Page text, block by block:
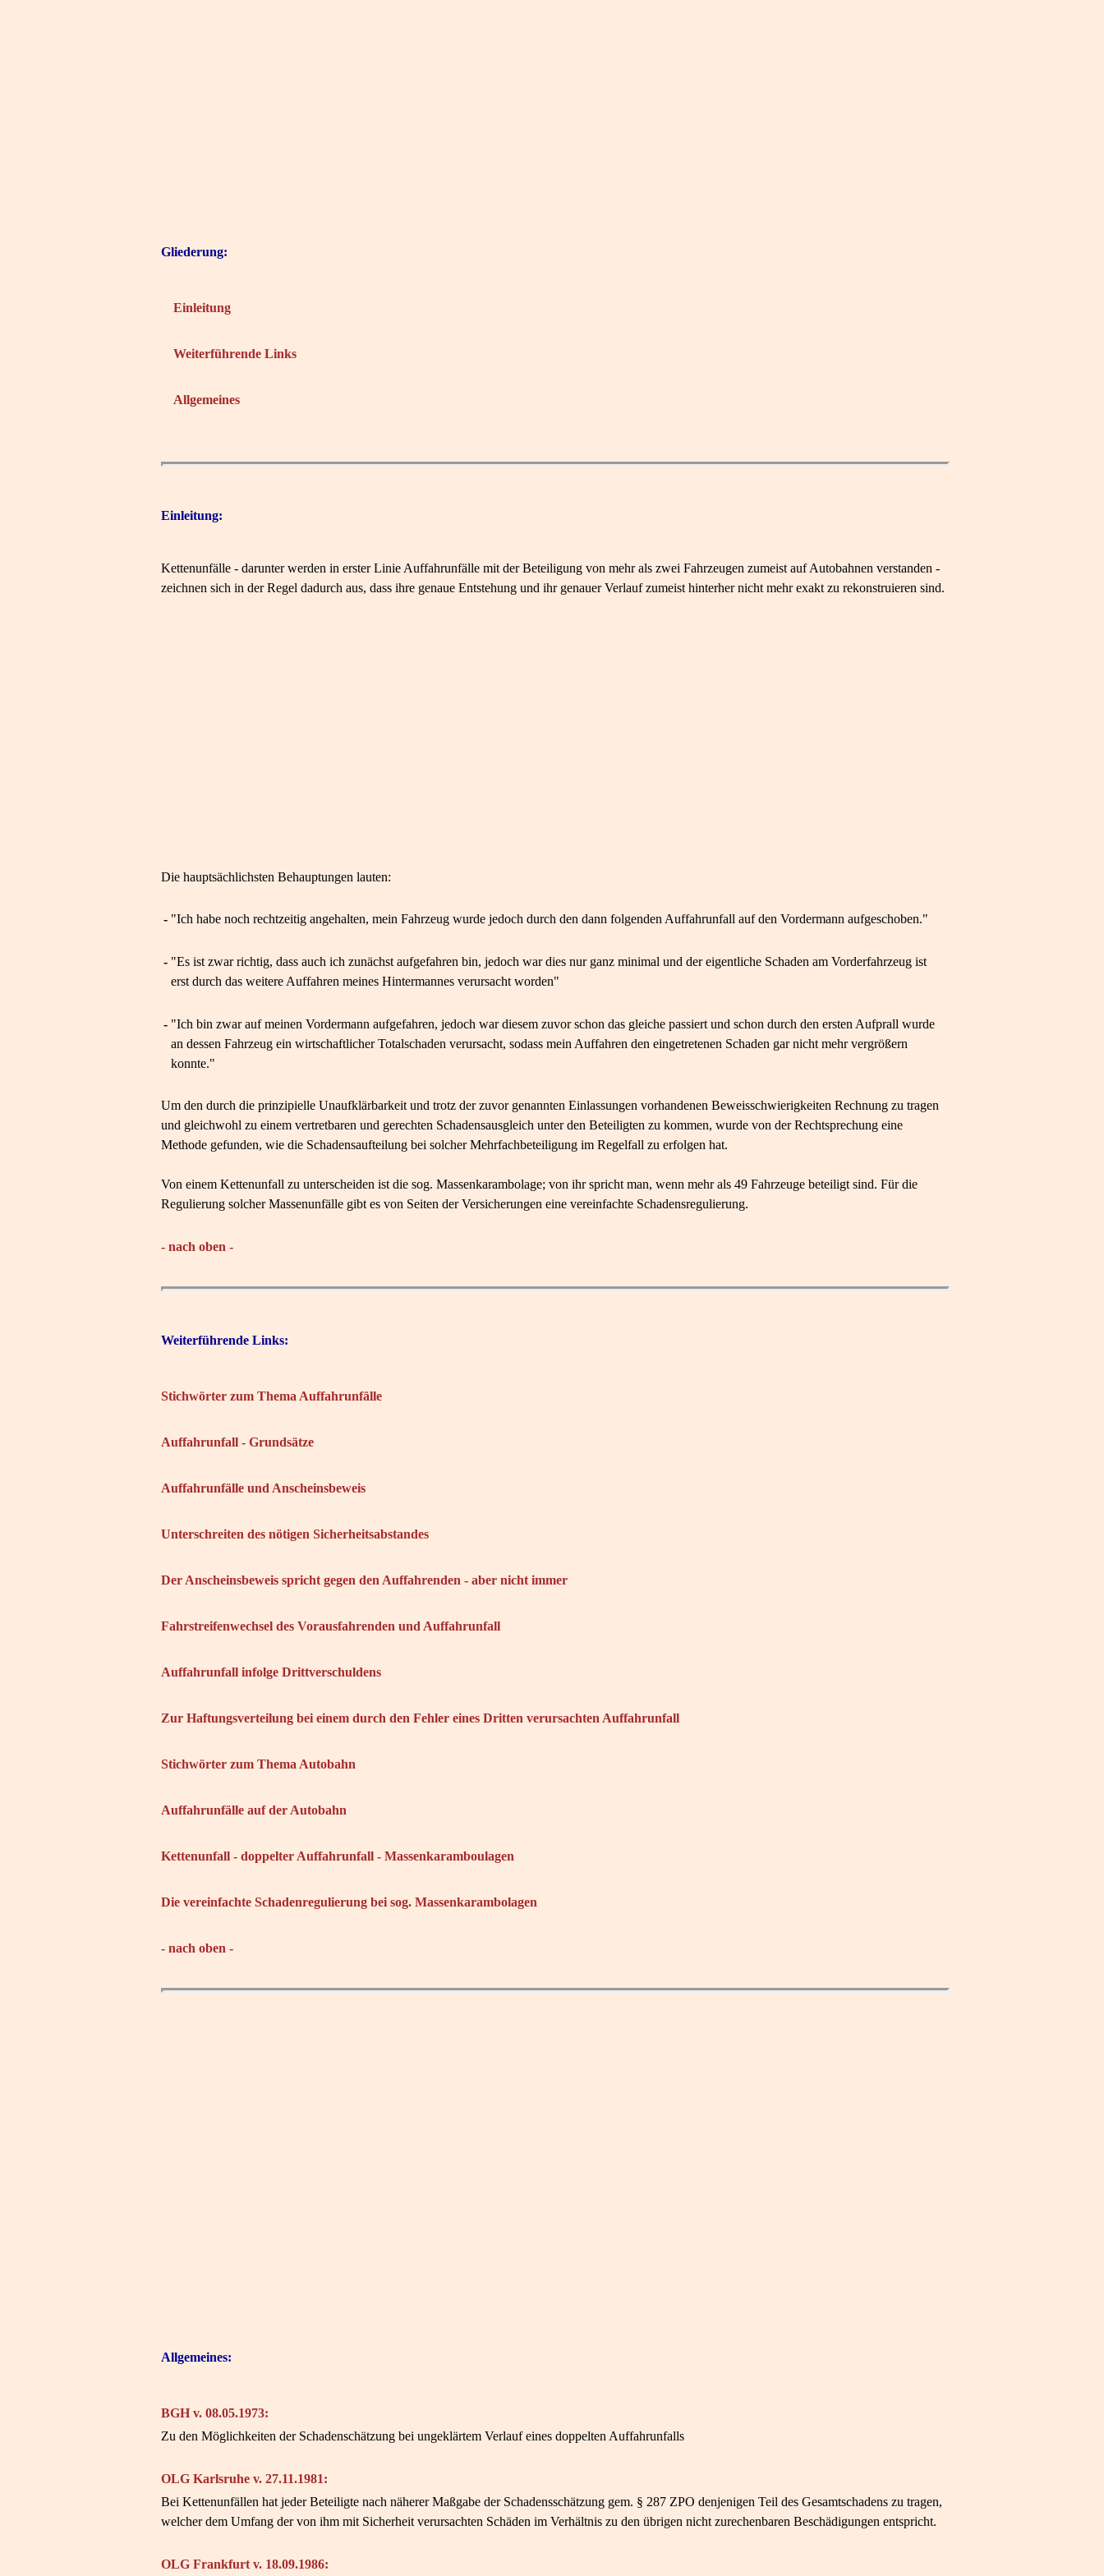
Gliederung:
Einleitung
Weiterführende Links
Allgemeines
Einleitung:
Kettenunfälle - darunter werden in erster Linie Auffahrunfälle mit der Beteiligung von mehr als zwei Fahrzeugen zumeist auf Autobahnen verstanden -
zeichnen sich in der Regel dadurch aus, dass ihre genaue Entstehung und ihr genauer Verlauf zumeist hinterher nicht mehr exakt zu rekonstruieren sind.
Die hauptsächlichsten Behauptungen lauten:
- "Ich habe noch rechtzeitig angehalten, mein Fahrzeug wurde jedoch durch den dann folgenden Auffahrunfall auf den Vordermann aufgeschoben."
- "Es ist zwar richtig, dass auch ich zunächst aufgefahren bin, jedoch war dies nur ganz minimal und der eigentliche Schaden am Vorderfahrzeug ist
erst durch das weitere Auffahren meines Hintermannes verursacht worden"
- "Ich bin zwar auf meinen Vordermann aufgefahren, jedoch war diesem zuvor schon das gleiche passiert und schon durch den ersten Aufprall wurde
an dessen Fahrzeug ein wirtschaftlicher Totalschaden verursacht, sodass mein Auffahren den eingetretenen Schaden gar nicht mehr vergrößern
konnte."
Um den durch die prinzipielle Unaufklärbarkeit und trotz der zuvor genannten Einlassungen vorhandenen Beweisschwierigkeiten Rechnung zu tragen
und gleichwohl zu einem vertretbaren und gerechten Schadensausgleich unter den Beteiligten zu kommen, wurde von der Rechtsprechung eine
Methode gefunden, wie die Schadensaufteilung bei solcher Mehrfachbeteiligung im Regelfall zu erfolgen hat.
Von einem Kettenunfall zu unterscheiden ist die sog. Massenkarambolage; von ihr spricht man, wenn mehr als 49 Fahrzeuge beteiligt sind. Für die
Regulierung solcher Massenunfälle gibt es von Seiten der Versicherungen eine vereinfachte Schadensregulierung.
- nach oben -
Weiterführende Links:
Stichwörter zum Thema Auffahrunfälle
Auffahrunfall - Grundsätze
Auffahrunfälle und Anscheinsbeweis
Unterschreiten des nötigen Sicherheitsabstandes
Der Anscheinsbeweis spricht gegen den Auffahrenden - aber nicht immer
Fahrstreifenwechsel des Vorausfahrenden und Auffahrunfall
Auffahrunfall infolge Drittverschuldens
Zur Haftungsverteilung bei einem durch den Fehler eines Dritten verursachten Auffahrunfall
Stichwörter zum Thema Autobahn
Auffahrunfälle auf der Autobahn
Kettenunfall - doppelter Auffahrunfall - Massenkaramboulagen
Die vereinfachte Schadenregulierung bei sog. Massenkarambolagen
- nach oben -
Allgemeines:
BGH v. 08.05.1973:
Zu den Möglichkeiten der Schadenschätzung bei ungeklärtem Verlauf eines doppelten Auffahrunfalls
OLG Karlsruhe v. 27.11.1981:
Bei Kettenunfällen hat jeder Beteiligte nach näherer Maßgabe der Schadensschätzung gem. § 287 ZPO denjenigen Teil des Gesamtschadens zu tragen,
welcher dem Umfang der von ihm mit Sicherheit verursachten Schäden im Verhältnis zu den übrigen nicht zurechenbaren Beschädigungen entspricht.
OLG Frankfurt v. 18.09.1986: